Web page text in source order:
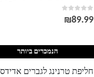
0
out of 5
₪89.99
הנמכרים ביותר
חליפת טרנינג לגברים אדידס ADIDAS